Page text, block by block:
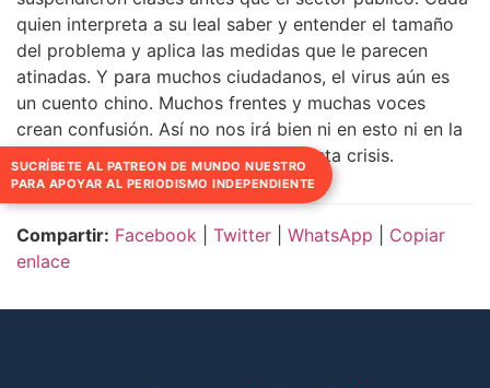
quien interpreta a su leal saber y entender el tamaño
del problema y aplica las medidas que le parecen
atinadas. Y para muchos ciudadanos, el virus aún es
un cuento chino. Muchos frentes y muchas voces
crean confusión. Así no nos irá bien ni en esto ni en la
atención a las secuelas que dejará esta crisis.
Compartir: Facebook Twitter WhatsApp
Copiar
enlace
SUCRÍBETE AL PATREON DE MUNDO NUESTRO
PARA APOYAR AL PERIODISMO INDEPENDIENTE